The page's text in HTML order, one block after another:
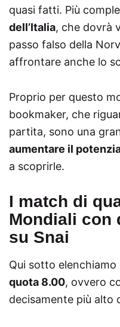
quasi fatti. Più
dell’Italia, che dovrà
passo falso della
affrontare anche lo
Proprio per questo
bookmaker, che
partita, sono una
aumentare il
a scoprirle.
I match di
Mondiali con
su Snai
Qui sotto
quota 8.00, ovvero
decisamente più alto